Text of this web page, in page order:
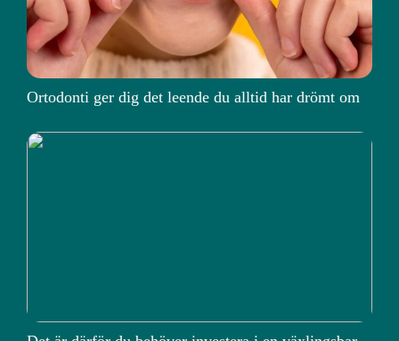
Ortodonti ger dig det leende du alltid har drömt om